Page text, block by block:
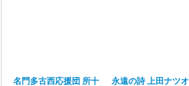
名門多古西応援団 所十
永遠の詩 上田ナツオ